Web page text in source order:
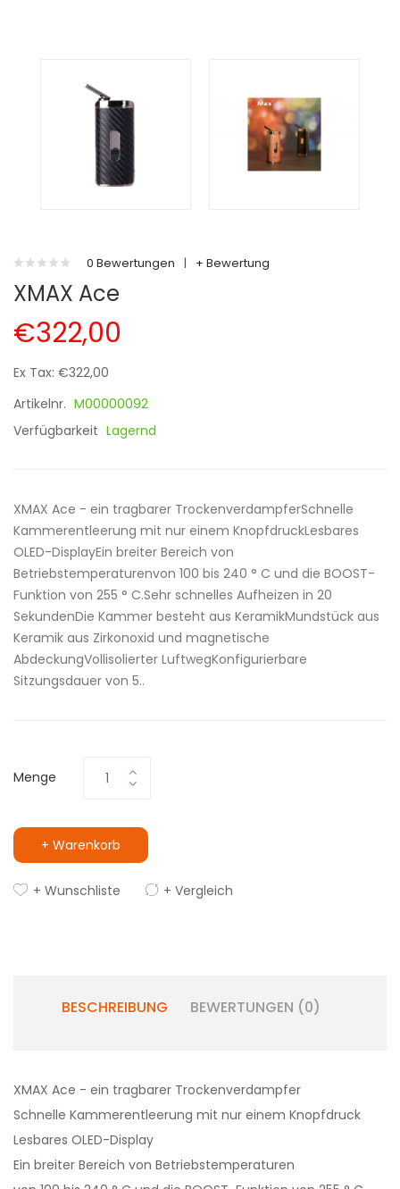
0 Bewertungen | + Bewertung
XMAX Ace
€322,00
Ex Tax: €322,00
Artikelnr. M00000092
Verfügbarkeit Lagernd
XMAX Ace - ein tragbarer TrockenverdampferSchnelle
Kammerentleerung mit nur einem KnopfdruckLesbares
OLED-DisplayEin breiter Bereich von
Betriebstemperaturenvon 100 bis 240 ° C und die BOOST-
Funktion von 255 ° C.Sehr schnelles Aufheizen in 20
SekundenDie Kammer besteht aus KeramikMundstück aus
Keramik aus Zirkonoxid und magnetische
AbdeckungVollisolierter LuftwegKonfigurierbare
Sitzungsdauer von 5..
Menge
+ Warenkorb
+ Wunschliste + Vergleich
BESCHREIBUNG BEWERTUNGEN (0)
XMAX Ace - ein tragbarer Trockenverdampfer
Schnelle Kammerentleerung mit nur einem Knopfdruck
Lesbares OLED-Display
Ein breiter Bereich von Betriebstemperaturen